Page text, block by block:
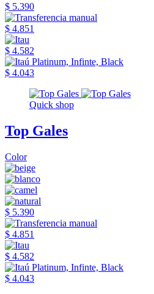
$ 5.390
$ 4.851
$ 4.582
$ 4.043
Quick shop
Top Gales
Color
$ 5.390
$ 4.851
$ 4.582
$ 4.043